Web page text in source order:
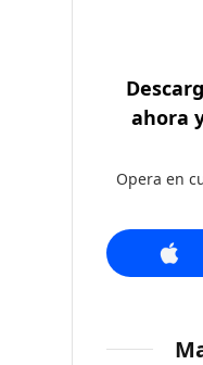
ahora
Opera en